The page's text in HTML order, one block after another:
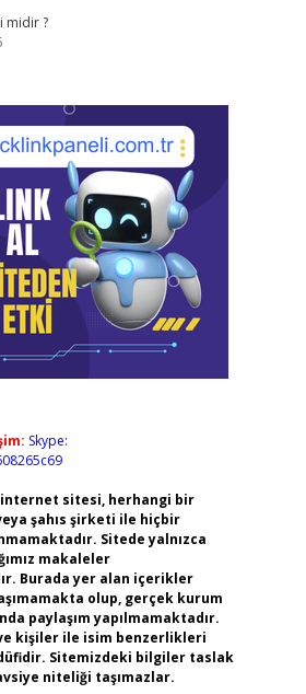
midir ?
Skype:
internet sitesi, herhangi bir
şahıs şirketi ile hiçbir
Sitede yalnızca
makaleler
Burada yer alan içerikler
olup, gerçek kurum
paylaşım yapılmamaktadır.
kişiler ile isim benzerlikleri
Sitemizdeki bilgiler taslak
niteliği taşımazlar.